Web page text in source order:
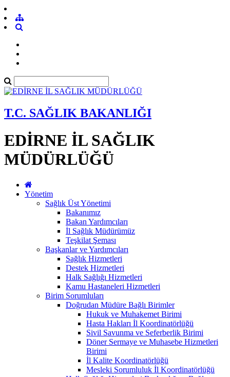
T.C. SAĞLIK BAKANLIĞI
EDİRNE İL SAĞLIK
MÜDÜRLÜĞÜ
Yönetim
Sağlık Üst Yönetimi
Bakanımız
Bakan Yardımcıları
İl Sağlık Müdürümüz
Teşkilat Şeması
Başkanlar ve Yardımcıları
Sağlık Hizmetleri
Destek Hizmetleri
Halk Sağlığı Hizmetleri
Kamu Hastaneleri Hizmetleri
Birim Sorumluları
Doğrudan Müdüre Bağlı Birimler
Hukuk ve Muhakemet Birimi
Hasta Hakları İl Koordinatörlüğü
Sivil Savunma ve Seferberlik Birimi
Döner Sermaye ve Muhasebe Hizmetleri
Birimi
İl Kalite Koordinatörlüğü
Mesleki Sorumluluk İl Koordinatörlüğü